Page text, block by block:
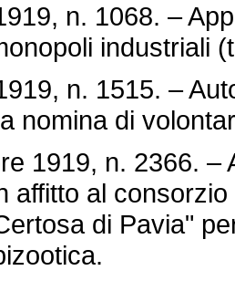
n. 1068. –
industriali
n. 1515. –
nomina di
1919, n. 2366. –
affitto al
di Pavia"